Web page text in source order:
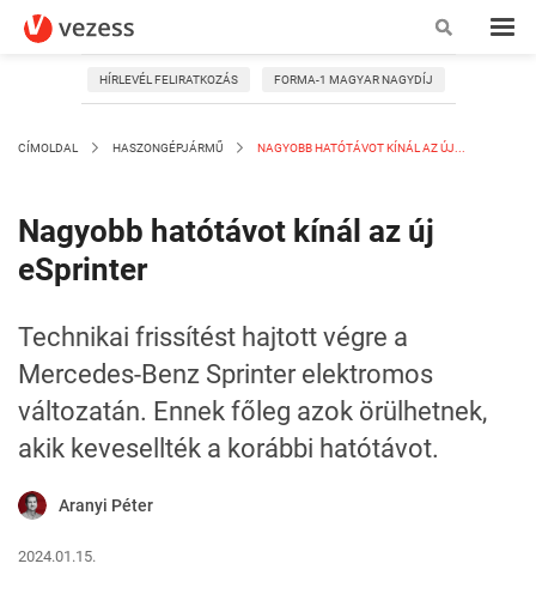
HÍRLEVÉL FELIRATKOZÁS FORMA-1 MAGYAR NAGYDÍJ
CÍMOLDAL HASZONGÉPJÁRMŰ NAGYOBB HATÓTÁVOT KÍNÁL AZ ÚJ...
Nagyobb hatótávot kínál az új
eSprinter
Technikai frissítést hajtott végre a
Mercedes-Benz Sprinter elektromos
változatán. Ennek főleg azok örülhetnek,
akik kevesellték a korábbi hatótávot.
Aranyi Péter
2024.01.15.